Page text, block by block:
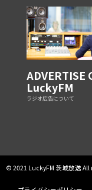
ADVERTISE
LuckyFM
ラジオ広告について
© 2021 LuckyFM 茨城放送